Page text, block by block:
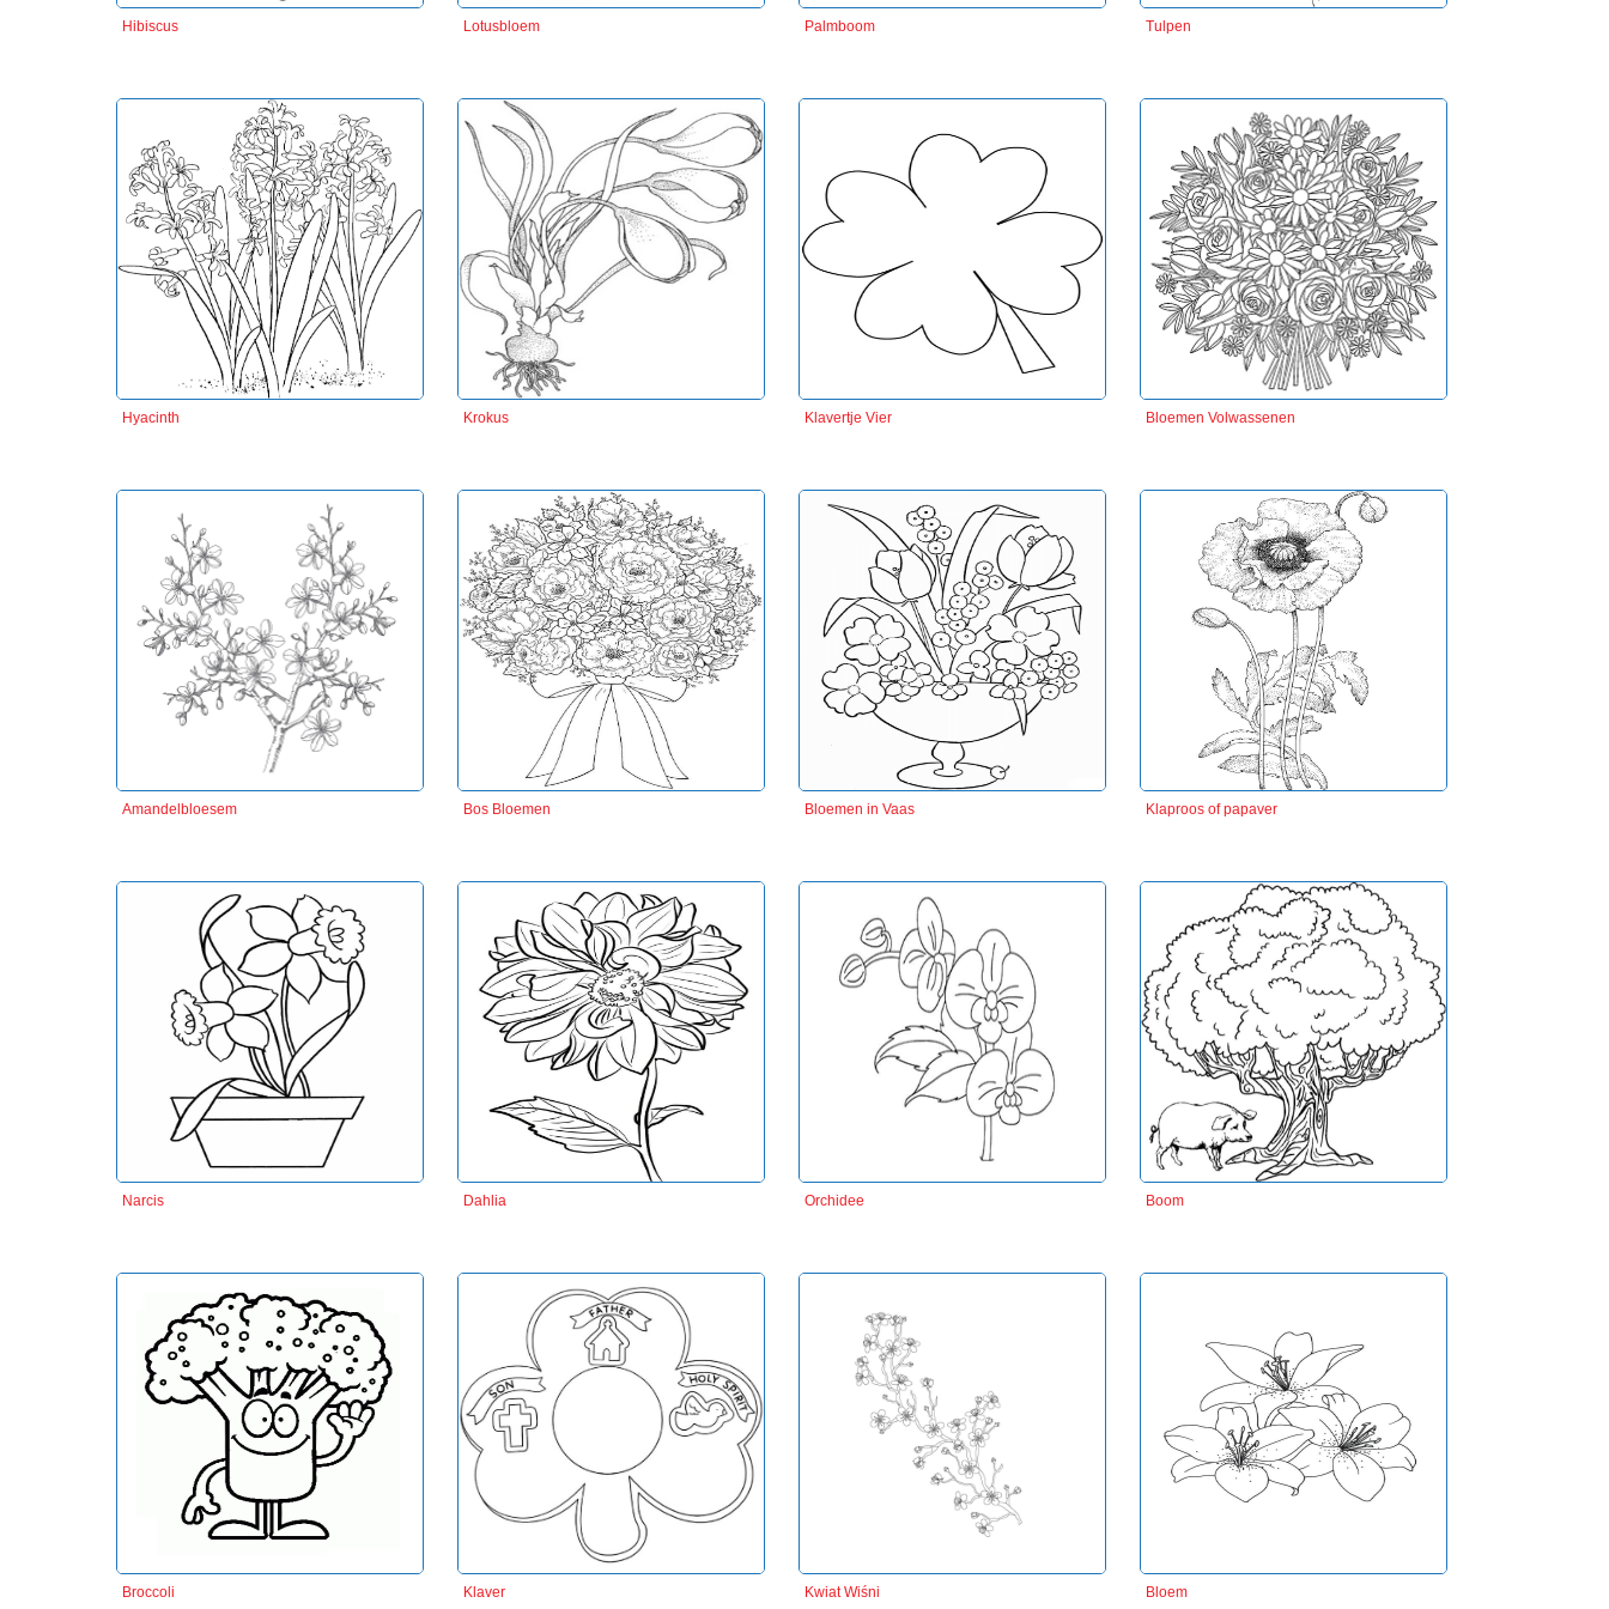
Hibiscus Lotusbloem Palmboom Tulpen
Hyacinth Krokus Klavertje Vier Bloemen Volwassenen
Amandelbloesem Bos Bloemen Bloemen in Vaas Klaproos of papaver
Narcis Dahlia Orchidee Boom
Broccoli Klaver Kwiat Wiśni Bloem